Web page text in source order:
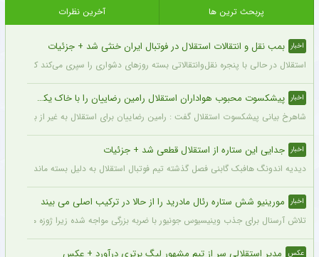
پربحث ترین ها
آخرین نظرات
اخبار بمب نقل و انتقالات استقلال در فوتبال ایران خنثی شد + جزئیات
استقلال در حالی با پنجره نقل‌وانتقالاتی بسته روزهای دشواری را سپری می‌کند که در
اخبار پیشکسوت محبوب هواداران استقلال رامین رضاییان را با خاک یکسان کرد + جزئیات
شاهرخ بیانی پیشکسوت استقلال گفت : رامین رضاییان برای استقلال به غیر از بازار
اخبار جدایی این ستاره از استقلال قطعی شد + جزئیات
دیدیه اندونگ هافبک گابنی فصل گذشته تیم فوتبال استقلال به دلیل بسته ماندن پنجره
اخبار مورینیو شش ستاره رئال مادرید را از حالا در ترکیب اصلی می بیند
تلاش آرسنال برای جذب وینیسیوس جونیور با ضربه بزرگی مواجه شده زیرا ژوزه مورینیو او را یک
عکس مدیر استقلالی سر از تیم مشهور لیگ برتری درآورد + عکس